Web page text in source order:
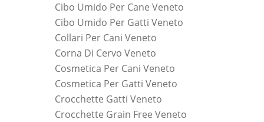
Cibo Umido Per Cane Veneto
Cibo Umido Per Gatti Veneto
Collari Per Cani Veneto
Corna Di Cervo Veneto
Cosmetica Per Cani Veneto
Cosmetica Per Gatti Veneto
Crocchette Gatti Veneto
Crocchette Grain Free Veneto